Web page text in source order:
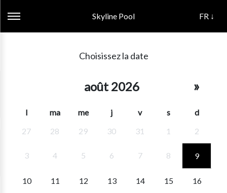
Skyline Pool FR ↓
Choisissez la date
août 2026 »
l ma me j v s
d
27
28 29 30 31 1 2
3 4 5 6 7 8 9
10 11 12 13 14 15 16